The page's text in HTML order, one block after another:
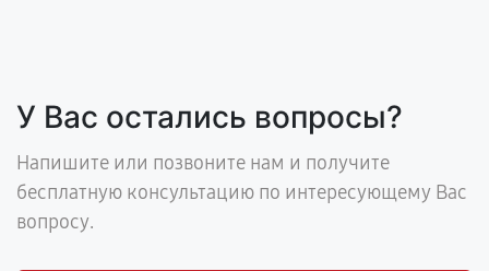
У Вас остались вопросы?
Напишите или позвоните нам и получите
бесплатную консультацию по интересующему Вас
вопросу.